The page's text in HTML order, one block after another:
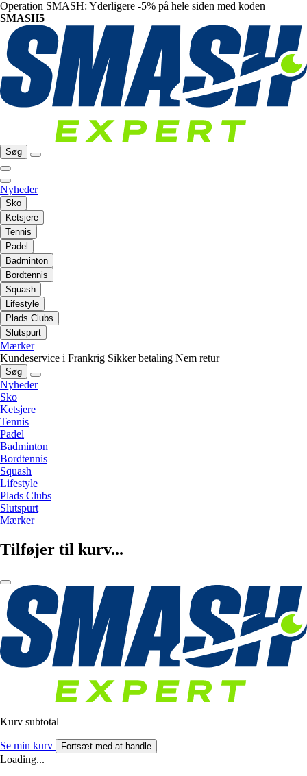
Operation SMASH: Yderligere -5% på hele siden med koden
SMASH5
Søg
Nyheder
Sko
Ketsjere
Tennis
Padel
Badminton
Bordtennis
Squash
Lifestyle
Plads Clubs
Slutspurt
Mærker
Kundeservice i Frankrig Sikker betaling Nem retur
Søg
Nyheder
Sko
Ketsjere
Tennis
Padel
Badminton
Bordtennis
Squash
Lifestyle
Plads Clubs
Slutspurt
Mærker
Tilføjer til kurv...
Kurv subtotal
Se min kurv Fortsæt med at handle
Loading...